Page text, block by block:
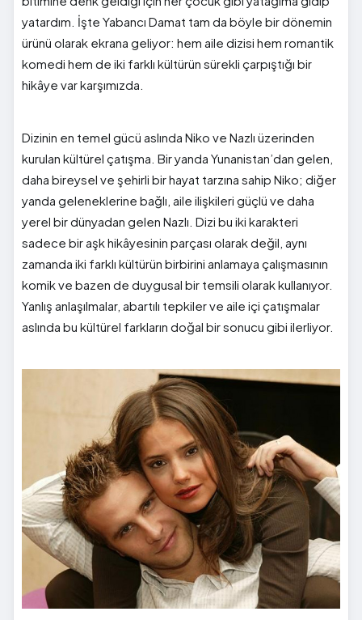
yatardım. İşte Yabancı Damat tam da böyle bir dönemin
ürünü olarak ekrana geliyor: hem aile dizisi hem romantik
komedi hem de iki farklı kültürün sürekli çarpıştığı bir
hikâye var karşımızda.
Dizinin en temel gücü aslında Niko ve Nazlı üzerinden
kurulan kültürel çatışma. Bir yanda Yunanistan’dan gelen,
daha bireysel ve şehirli bir hayat tarzına sahip Niko; diğer
yanda geleneklerine bağlı, aile ilişkileri güçlü ve daha
yerel bir dünyadan gelen Nazlı. Dizi bu iki karakteri
sadece bir aşk hikâyesinin parçası olarak değil, aynı
zamanda iki farklı kültürün birbirini anlamaya çalışmasının
komik ve bazen de duygusal bir temsili olarak kullanıyor.
Yanlış anlaşılmalar, abartılı tepkiler ve aile içi çatışmalar
aslında bu kültürel farkların doğal bir sonucu gibi ilerliyor.